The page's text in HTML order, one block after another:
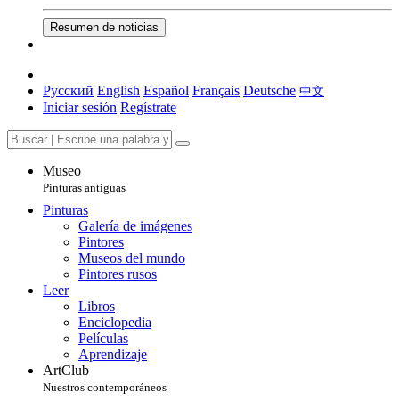
Resumen de noticias
Русский English Español Français Deutsche 中文
Iniciar sesión Regístrate
Museo
Pinturas antiguas
Pinturas
Galería de imágenes
Pintores
Museos del mundo
Pintores rusos
Leer
Libros
Enciclopedia
Películas
Aprendizaje
ArtClub
Nuestros contemporáneos